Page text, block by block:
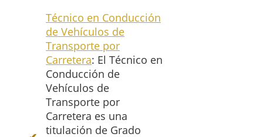
Técnico en Conducción
de Vehículos de
Transporte por
Carretera: El Técnico en
Conducción de
Vehículos de
Transporte por
Carretera es una
titulación de Grado